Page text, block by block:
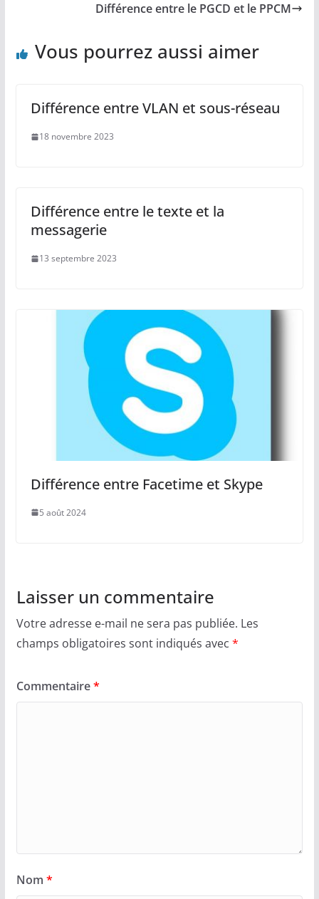
Différence entre le PGCD et le PPCM
Vous pourrez aussi aimer
Différence entre VLAN et sous-réseau
18 novembre 2023
Différence entre le texte et la
messagerie
13 septembre 2023
Différence entre Facetime et Skype
5 août 2024
Laisser un commentaire
Votre adresse e-mail ne sera pas publiée. Les
champs obligatoires sont indiqués avec *
Commentaire*
Nom *